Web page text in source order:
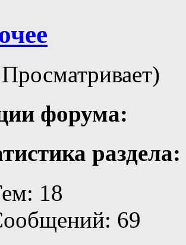
форума:
раздела:
18
69